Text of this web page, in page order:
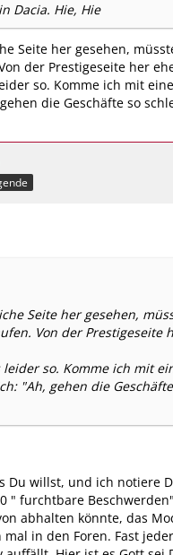
Dacia. Hie, Hie
Seite her gesehen,
der Prestigeseite her
so. Komme ich mit
die Geschäfte so
Seite her gesehen,
Von der Prestigeseite
so. Komme ich mit
"Ah, gehen die
Du willst, und ich notiere
" furchtbare
abhalten könnte, das
mal in den Foren. Fast